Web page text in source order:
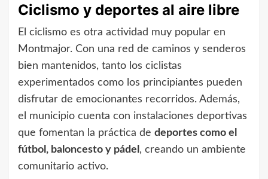
Ciclismo y deportes al aire libre
El ciclismo es otra actividad muy popular en
Montmajor. Con una red de caminos y senderos
bien mantenidos, tanto los ciclistas
experimentados como los principiantes pueden
disfrutar de emocionantes recorridos. Además,
el municipio cuenta con instalaciones deportivas
que fomentan la práctica de deportes como el
fútbol, baloncesto y pádel , creando un ambiente
comunitario activo.